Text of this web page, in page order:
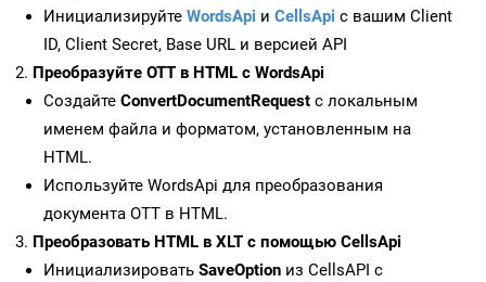
Инициализируйте WordsApi и CellsApi с вашим Client
ID, Client Secret, Base URL и версией API
Преобразуйте OTT в HTML с WordsApi
Создайте ConvertDocumentRequest с локальным
именем файла и форматом, установленным на
HTML.
Используйте WordsApi для преобразования
документа OTT в HTML.
Преобразовать HTML в XLT с помощью CellsApi
Инициализировать SaveOption из CellsAPI с